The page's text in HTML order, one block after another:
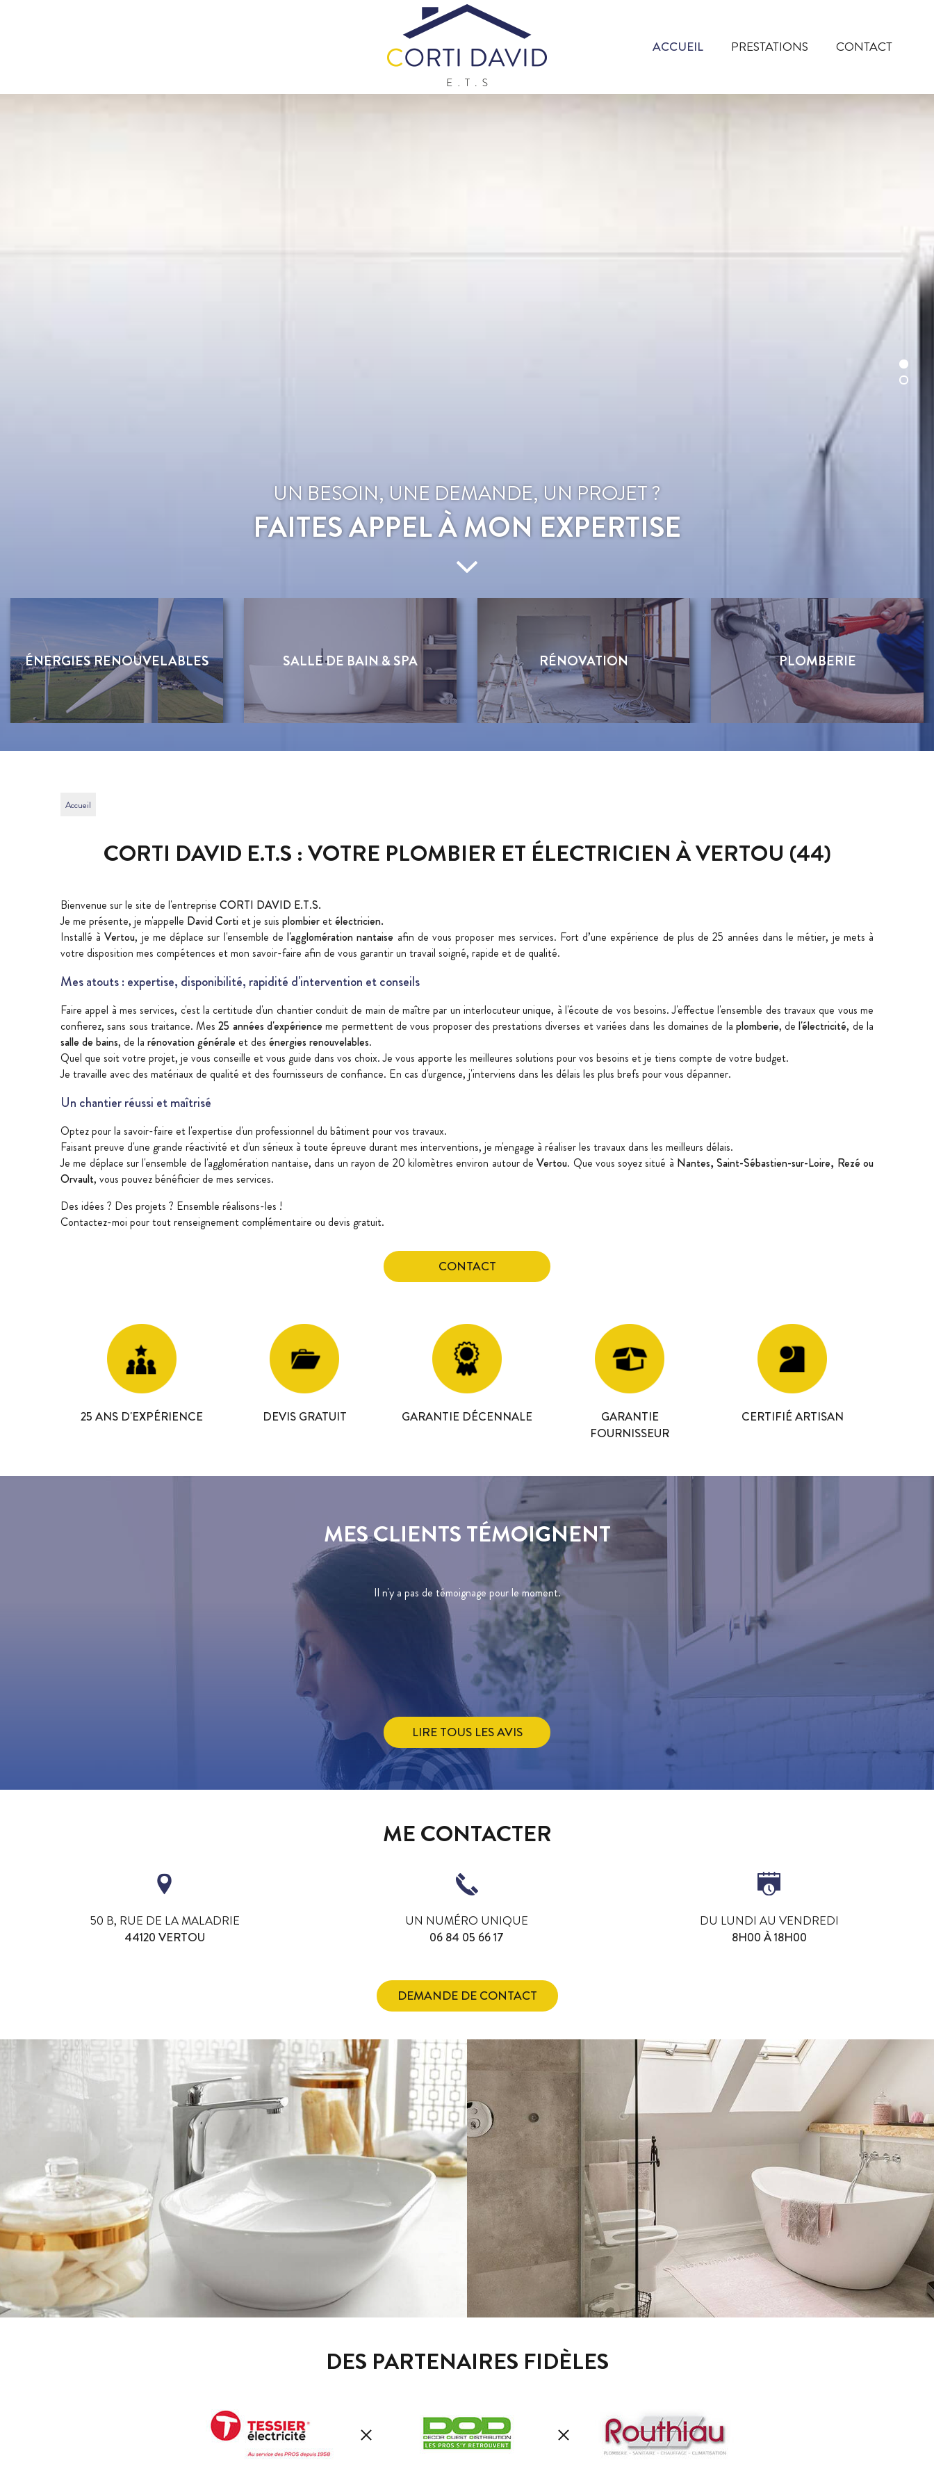
ACCUEIL
ACCUEIL PRESTATIONS CONTACT
UN BESOIN, UNE DEMANDE, UN PROJET ?
FAITES APPEL À MON EXPERTISE
ÉNERGIES RENOUVELABLES SALLE DE BAIN & SPA RÉNOVATION PLOMBERIE
Accueil
CORTI DAVID E.T.S : VOTRE PLOMBIER ET ÉLECTRICIEN À VERTOU (44)
Bienvenue sur le site de l'entreprise CORTI DAVID E.T.S.
Je me présente, je m'appelle David Cortiet je suis plombieretélectricien.
Installé àVertou, je me déplace sur l'ensemble del'agglomération nantaise afin de vous proposer mes services. Fort d’une expérience de plus de 25 années dans le métier, je mets à
votre disposition mes compétences et mon savoir-faire afin de vous garantir un travail soigné, rapide et de qualité.
Mes atouts : expertise, disponibilité, rapidité d'intervention et conseils
Faire appel à mes services, c'est la certitude d'un chantier conduit de main de maître par un interlocuteur unique, à l'écoute de vos besoins. J'effectue l'ensemble des travaux que vous me
confierez, sans sous traitance. Mes25 années d'expérience me permettent de vous proposer des prestations diverses et variées dans les domaines de la plomberie, de l'électricité, de la
salle de bains, de la rénovation générale et des énergies renouvelables.
Quel que soit votre projet, je vous conseille et vous guide dans vos choix. Je vous apporte les meilleures solutions pour vos besoins et je tiens compte de votre budget.
Je travaille avec des matériaux de qualité et des fournisseurs de confiance. En cas d'urgence, j'interviens dans les délais les plus brefs pour vous dépanner.
Un chantier réussi et maîtrisé
Optez pour la savoir-faire et l'expertise d'un professionnel du bâtiment pour vos travaux.
Faisant preuve d'une grande réactivité et d'un sérieux à toute épreuve durant mes interventions, je m'engage à réaliser les travaux dans les meilleurs délais.
Je me déplace sur l'ensemble de l'agglomération nantaise, dans un rayon de 20 kilomètres environ autour deVertou. Que vous soyez situé à Nantes, Saint-Sébastien-sur-Loire, Rezé ou
Orvault, vous pouvez bénéficier de mes services.
Des idées ? Des projets ? Ensemble réalisons-les !
Contactez-moi pour tout renseignement complémentaire ou devis gratuit.
CONTACT
25 ANS D'EXPÉRIENCE DEVIS GRATUIT GARANTIE DÉCENNALE
GARANTIE
FOURNISSEUR
CERTIFIÉ ARTISAN
MES CLIENTS TÉMOIGNENT
Il n'y a pas de témoignage pour le moment.
LIRE TOUS LES AVIS
ME CONTACTER
50 B, RUE DE LA MALADRIE
44120 VERTOU
UN NUMÉRO UNIQUE
06 84 05 66 17
DU LUNDI AU VENDREDI
8H00 À 18H00
DEMANDE DE CONTACT
DES PARTENAIRES FIDÈLES